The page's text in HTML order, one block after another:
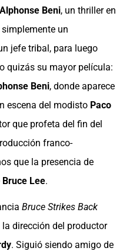
Alphonse Beni, un thriller en
un
jefe tribal, para luego
quizás su mayor película:
Beni, donde aparece
escena del modisto Paco
que profeta del fin del
franco-
que la presencia de
Bruce Lee.
Bruce Strikes Back
dirección del productor
. Siguió siendo amigo de